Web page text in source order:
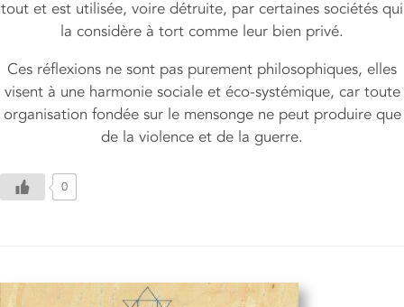
tout et est utilisée, voire détruite, par certaines sociétés qui
la considère à tort comme leur bien privé.
Ces réflexions ne sont pas purement philosophiques, elles
visent à une harmonie sociale et éco-systémique, car toute
organisation fondée sur le mensonge ne peut produire que
de la violence et de la guerre.
0